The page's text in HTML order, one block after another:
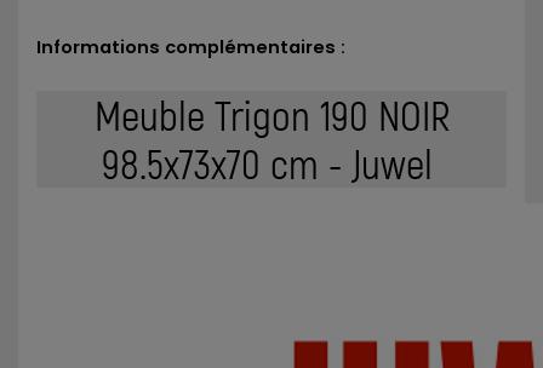
Informations complémentaires :
Meuble Trigon 190 NOIR
98.5x73x70 cm - Juwel